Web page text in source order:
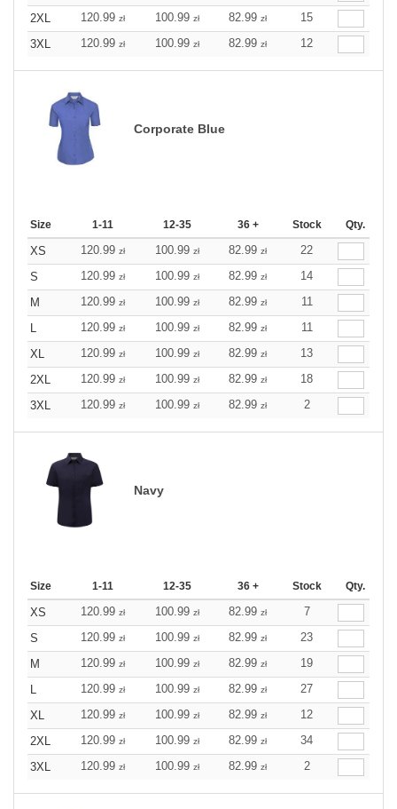
2XL
120.99 zł 100.99 zł 82.99 zł
15
3XL
120.99 zł 100.99 zł 82.99 zł 12
Corporate Blue
Size 1-11 12-35 36 + Stock Qty.
XS 120.99 zł 100.99 zł 82.99 zł
22
S
120.99 zł 100.99 zł 82.99 zł
14
M
120.99 zł 100.99 zł 82.99 zł
11
L
120.99 zł 100.99 zł 82.99 zł
11
XL
120.99 zł 100.99 zł 82.99 zł
13
2XL
120.99 zł 100.99 zł 82.99 zł
18
3XL
120.99 zł 100.99 zł 82.99 zł 2
Navy
Size 1-11 12-35 36 + Stock Qty.
XS 120.99 zł 100.99 zł 82.99 zł
7
S
120.99 zł 100.99 zł 82.99 zł
23
M
120.99 zł 100.99 zł 82.99 zł
19
L
120.99 zł 100.99 zł 82.99 zł
27
XL
120.99 zł 100.99 zł 82.99 zł
12
2XL
120.99 zł 100.99 zł 82.99 zł
34
3XL
120.99 zł 100.99 zł 82.99 zł 2